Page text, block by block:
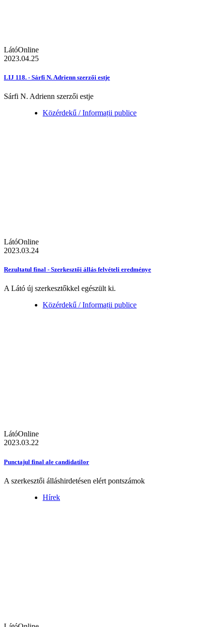
LátóOnline
2023.04.25
LIJ 118. - Sárfi N. Adrienn szerzői estje
Sárfi N. Adrienn szerzői estje
Közérdekű / Informații publice
LátóOnline
2023.03.24
Rezultatul final - Szerkesztői állás felvételi eredménye
A Látó új szerkesztőkkel egészült ki.
Közérdekű / Informații publice
LátóOnline
2023.03.22
Punctajul final ale candidatilor
A szerkesztői álláshirdetésen elért pontszámok
Hírek